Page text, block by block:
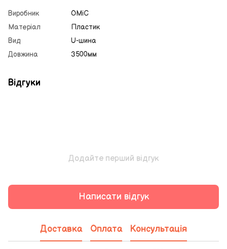
Виробник
ОМіС
Матеріал
Пластик
Вид
U-шина
Довжина
3500мм
Відгуки
Додайте перший відгук
Написати відгук
Доставка Оплата Консультація